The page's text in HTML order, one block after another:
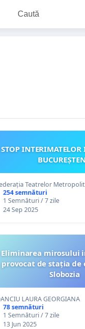
Caută
STOP INTERIMATELOR
Teatrelor
254 semnături
1 Semnături / 7 zile
24 Sep 2025
Eliminarea mirosului
provocat de stația de
Slobozia
LAURA GEORGIANA
78 semnături
1 Semnături / 7 zile
13 Jun 2025